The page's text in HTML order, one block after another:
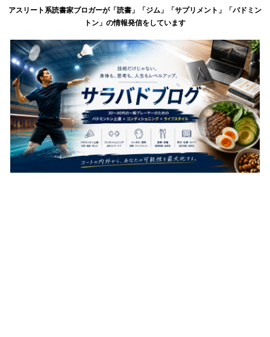
アスリート系読書家ブロガーが「読書」「ジム」「サプリメント」「バドミン
トン」の情報発信をしています